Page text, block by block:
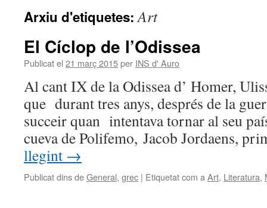
Arxiu d'etiquetes:Art
El Cíclop de l’Odissea
Publicat el 21 març 2015per INS d' Auro
Al cant IX de la Odissea d’ Homer,
que durant tres anys, després de la
succeir quan intentava tornar al seu
cueva de Polifemo, Jacob Jordaens,
llegint →
Publicat dins deGeneral, grec | Etiquetat com a Art, Literatura,